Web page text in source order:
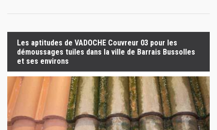
Les aptitudes de VADOCHE Couvreur 03 pour les
démoussages tuiles dans la ville de Barrais Bussolles
et ses environs